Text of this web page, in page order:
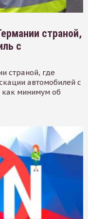
страной,
с
страной, где
автомобилей с
как минимум об